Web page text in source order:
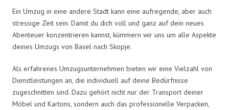
Ein Umzug in eine andere Stadt kann eine aufregende, aber auch
stressige Zeit sein. Damit du dich voll und ganz auf dein neues
Abenteuer konzentrieren kannst, kümmern wir uns um alle Aspekte
deines Umzugs von Basel nach Skopje.
Als erfahrenes Umzugsunternehmen bieten wir eine Vielzahl von
Dienstleistungen an, die individuell auf deine Bedürfnisse
zugeschnitten sind. Dazu gehört nicht nur der Transport deiner
Möbel und Kartons, sondern auch das professionelle Verpacken,